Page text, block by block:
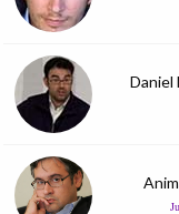
Daniel